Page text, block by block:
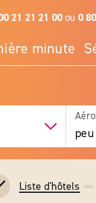
21 21 21 00ou 0
minute
Liste d'hôtels